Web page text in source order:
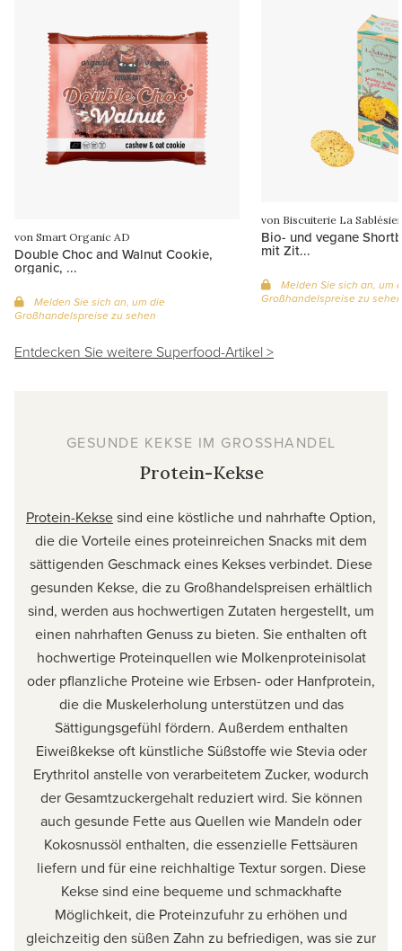
von Smart Organic AD
Double Choc and Walnut Cookie,
organic, ...
Melden Sie sich an, um die
Großhandelspreise zu sehen
von Biscuiterie La
Bio- und vegane
mit Zit...
Melden Sie sich an, um
Großhandelspreise zu sehen
Entdecken Sie weitere Superfood-Artikel >
GESUNDE KEKSE IM GROSSHANDEL
Protein-Kekse
Protein-Keksesind eine köstliche und nahrhafte Option,
die die Vorteile eines proteinreichen Snacks mit dem
sättigenden Geschmack eines Kekses verbindet. Diese
gesunden Kekse, die zu Großhandelspreisen erhältlich
sind, werden aus hochwertigen Zutaten hergestellt, um
einen nahrhaften Genuss zu bieten. Sie enthalten oft
hochwertige Proteinquellen wie Molkenproteinisolat
oder pflanzliche Proteine wie Erbsen- oder Hanfprotein,
die die Muskelerholung unterstützen und das
Sättigungsgefühl fördern. Außerdem enthalten
Eiweißkekse oft künstliche Süßstoffe wie Stevia oder
Erythritol anstelle von verarbeitetem Zucker, wodurch
der Gesamtzuckergehalt reduziert wird. Sie können
auch gesunde Fette aus Quellen wie Mandeln oder
Kokosnussöl enthalten, die essenzielle Fettsäuren
liefern und für eine reichhaltige Textur sorgen. Diese
Kekse sind eine bequeme und schmackhafte
Möglichkeit, die Proteinzufuhr zu erhöhen und
gleichzeitig den süßen Zahn zu befriedigen, was sie zur